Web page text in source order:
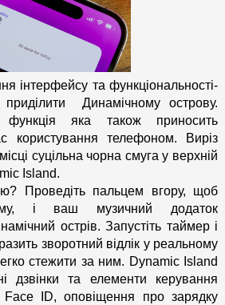
інтерфейсу та функціональності-
Динамічному острову.
яка також приносить
користування телефоном. Виріз
суцільна чорна смуга у верхній
Island.
Проведіть пальцем вгору, щоб
і ваш музичний додаток
острів. Запустіть таймер і
зворотний відлік у реальному
стежити за ним. Dynamic Island
дзвінки та елементи керування
Face ID, оповіщення про зарядку